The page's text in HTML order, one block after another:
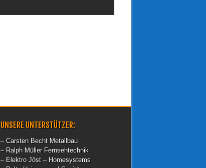
UNSERE UNTERSTÜTZER:
– Carsten Becht Metallbau
– Ralph Müller Fernsehtechnik
– Elektro Jöst – Homesystems